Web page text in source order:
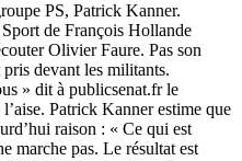
PS, Patrick Kanner.
de François Hollande
Olivier Faure. Pas son
devant les militants.
» dit à publicsenat.fr le
Patrick Kanner estime que
raison : « Ce qui est
marche pas. Le résultat est